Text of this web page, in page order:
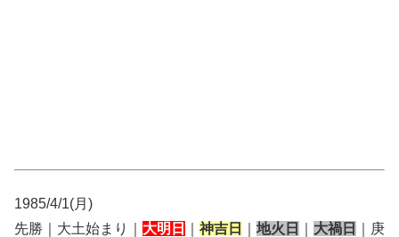
1985/4/1(月)
先勝｜大土始まり｜ 大明日 神吉日 地火日 大禍日
｜庚